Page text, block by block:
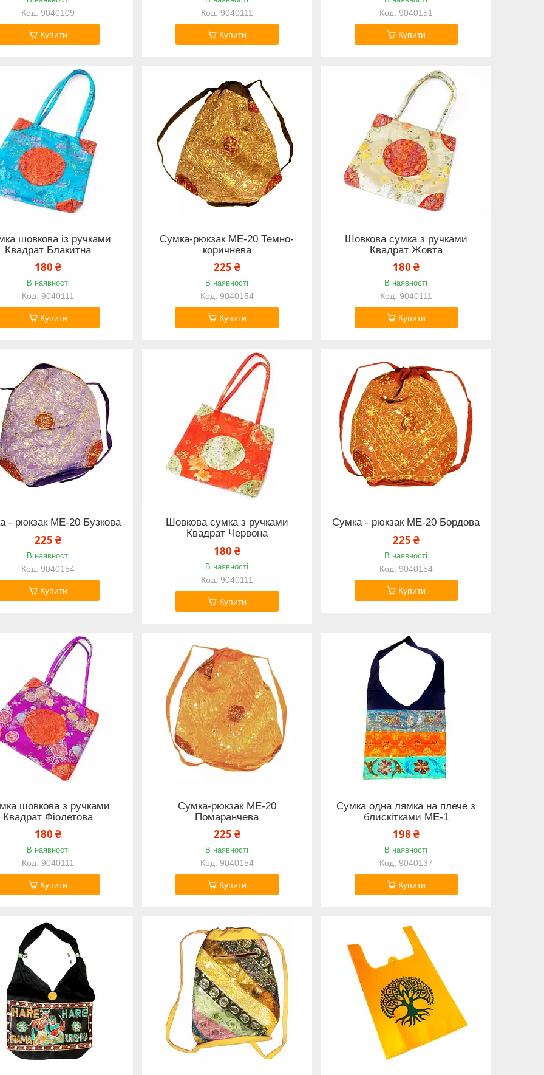
9040109
Купити
9040111
Купити
9040151
Купити
шовкова із ручками
Квадрат Блакитна
180 ₴
В наявності
9040111
Купити
Сумка-рюкзак ME-20 Темно-
коричнева
225 ₴
В наявності
9040154
Купити
Шовкова сумка з ручками
Квадрат Жовта
180 ₴
В наявності
9040111
Купити
- рюкзак ME-20 Бузкова
225 ₴
В наявності
9040154
Купити
Шовкова сумка з ручками
Квадрат Червона
180 ₴
В наявності
9040111
Купити
Сумка - рюкзак ME-20 Бордова
225 ₴
В наявності
9040154
Купити
шовкова з ручками
Квадрат Фіолетова
180 ₴
В наявності
9040111
Купити
Сумка-рюкзак ME-20
Помаранчева
225 ₴
В наявності
9040154
Купити
Сумка одна лямка на плече з
блискітками ME-1
198 ₴
В наявності
9040137
Купити